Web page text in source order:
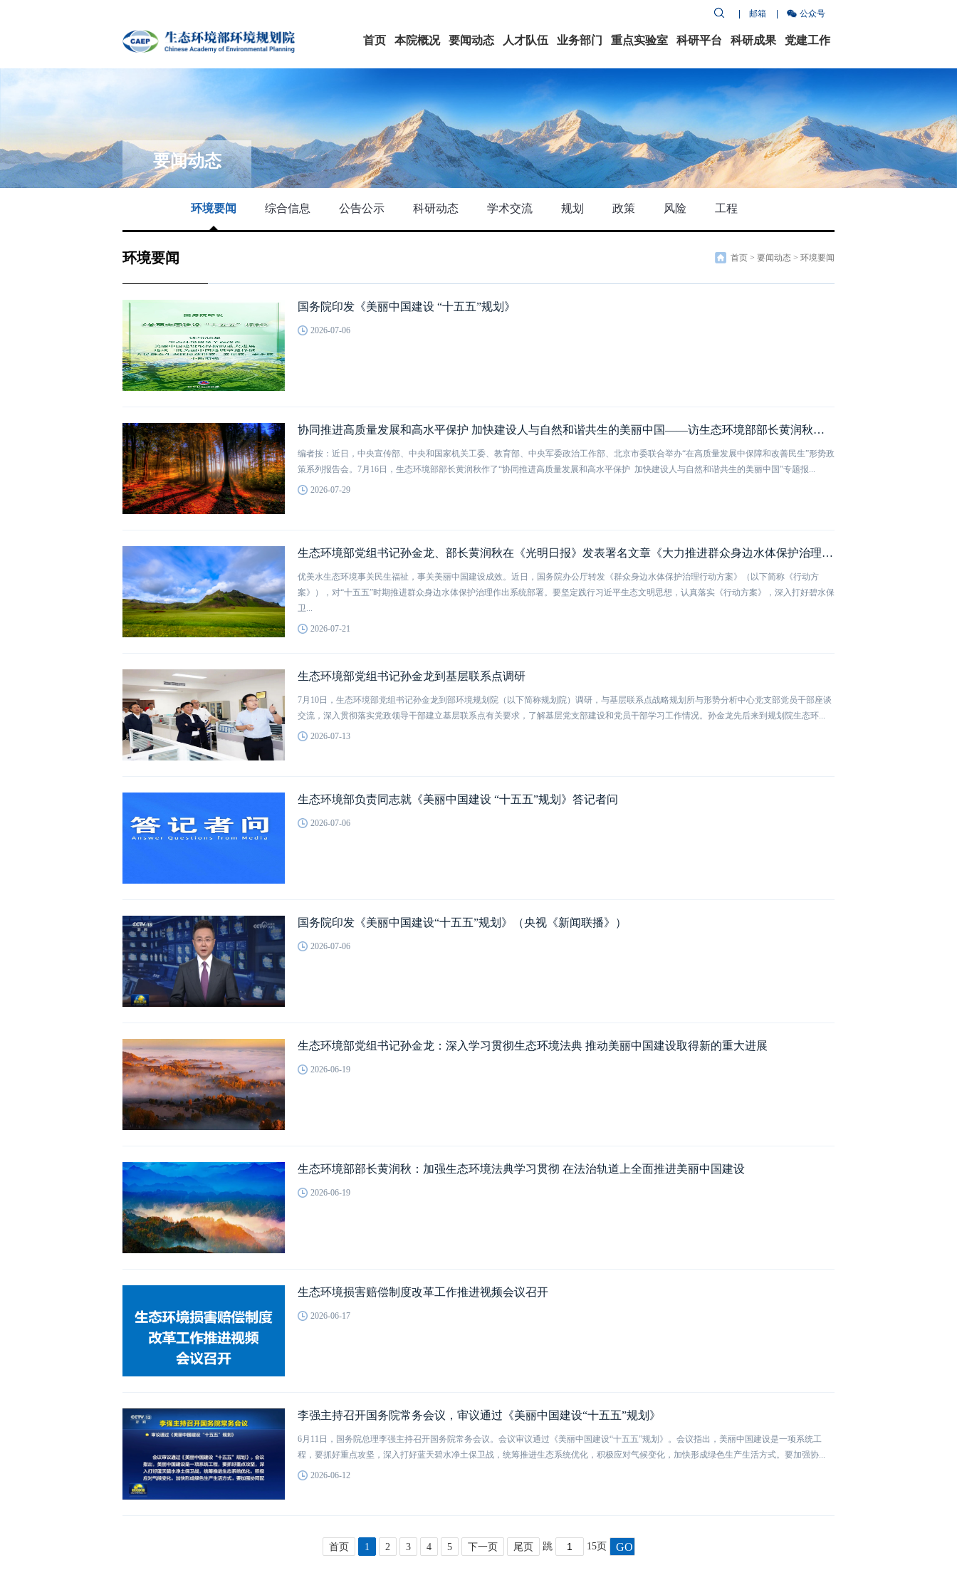
邮箱 公众号
首页 本院概况 要闻动态 人才队伍 业务部门 重点实验室 科研平台 科研成果 党建工作
要闻动态
环境要闻 综合信息 公告公示 科研动态 学术交流 规划 政策 风险 工程
环境要闻 首页 > 要闻动态 > 环境要闻
国务院印发《美丽中国建设 “十五五”规划》
2026-07-06
协同推进高质量发展和高水平保护 加快建设人与自然和谐共生的美丽中国——访生态环境部部长黄润秋（人民日报）
编者按：近日，中央宣传部、中央和国家机关工委、教育部、中央军委政治工作部、北京市委联合举办“在高质量发展中保障和改善民生”形势政
策系列报告会。7月16日，生态环境部部长黄润秋作了“协同推进高质量发展和高水平保护 加快建设人与自然和谐共生的美丽中国”专题报...
2026-07-29
生态环境部党组书记孙金龙、部长黄润秋在《光明日报》发表署名文章《大力推进群众身边水体保护治理 持续深入打好碧水保卫战》
优美水生态环境事关民生福祉，事关美丽中国建设成效。近日，国务院办公厅转发《群众身边水体保护治理行动方案》（以下简称《行动方
案》），对“十五五”时期推进群众身边水体保护治理作出系统部署。要坚定践行习近平生态文明思想，认真落实《行动方案》，深入打好碧水保
卫...
2026-07-21
生态环境部党组书记孙金龙到基层联系点调研
7月10日，生态环境部党组书记孙金龙到部环境规划院（以下简称规划院）调研，与基层联系点战略规划所与形势分析中心党支部党员干部座谈
交流，深入贯彻落实党政领导干部建立基层联系点有关要求，了解基层党支部建设和党员干部学习工作情况。孙金龙先后来到规划院生态环...
2026-07-13
生态环境部负责同志就《美丽中国建设 “十五五”规划》答记者问
2026-07-06
国务院印发《美丽中国建设“十五五”规划》（央视《新闻联播》）
2026-07-06
生态环境部党组书记孙金龙：深入学习贯彻生态环境法典 推动美丽中国建设取得新的重大进展
2026-06-19
生态环境部部长黄润秋：加强生态环境法典学习贯彻 在法治轨道上全面推进美丽中国建设
2026-06-19
生态环境损害赔偿制度改革工作推进视频会议召开
2026-06-17
李强主持召开国务院常务会议，审议通过《美丽中国建设“十五五”规划》
6月11日，国务院总理李强主持召开国务院常务会议。会议审议通过《美丽中国建设“十五五”规划》。会议指出，美丽中国建设是一项系统工
程，要抓好重点攻坚，深入打好蓝天碧水净土保卫战，统筹推进生态系统优化，积极应对气候变化，加快形成绿色生产生活方式。要加强协...
2026-06-12
首页 1 2 3 4 5 下一页 尾页 跳 15页 GO